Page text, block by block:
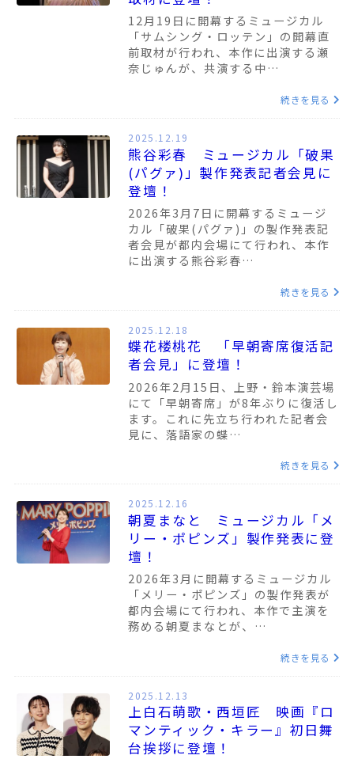
12月19日に開幕するミュージカル
「サムシング・ロッテン」の開幕直
前取材が行われ、本作に出演する瀬
奈じゅんが、共演する中…
続きを見る
2025.12.19
熊谷彩春 ミュージカル「破果
(パグァ)」製作発表記者会見に
登壇！
2026年3月7日に開幕するミュージ
カル「破果(パグァ)」の製作発表記
者会見が都内会場にて行われ、本作
に出演する熊谷彩春…
続きを見る
2025.12.18
蝶花楼桃花 「早朝寄席復活記
者会見」に登壇！
2026年2月15日、上野・鈴本演芸場
にて「早朝寄席」が8年ぶりに復活し
ます。これに先立ち行われた記者会
見に、落語家の蝶…
続きを見る
2025.12.16
朝夏まなと ミュージカル「メ
リー・ポピンズ」製作発表に登
壇！
2026年3月に開幕するミュージカル
「メリー・ポピンズ」の製作発表が
都内会場にて行われ、本作で主演を
務める朝夏まなとが、…
続きを見る
2025.12.13
上白石萌歌・西垣匠 映画『ロ
マンティック・キラー』初日舞
台挨拶に登壇！